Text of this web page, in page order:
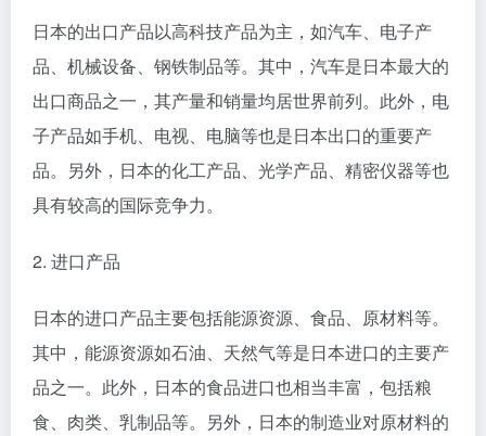
日本的出口产品以高科技产品为主，如汽车、电子产
品、机械设备、钢铁制品等。其中，汽车是日本最大的
出口商品之一，其产量和销量均居世界前列。此外，电
子产品如手机、电视、电脑等也是日本出口的重要产
品。另外，日本的化工产品、光学产品、精密仪器等也
具有较高的国际竞争力。
2. 进口产品
日本的进口产品主要包括能源资源、食品、原材料等。
其中，能源资源如石油、天然气等是日本进口的主要产
品之一。此外，日本的食品进口也相当丰富，包括粮
食、肉类、乳制品等。另外，日本的制造业对原材料的